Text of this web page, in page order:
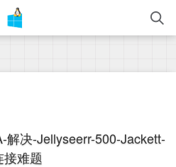
解决-Jellyseerr-500-Jackett-
接难题